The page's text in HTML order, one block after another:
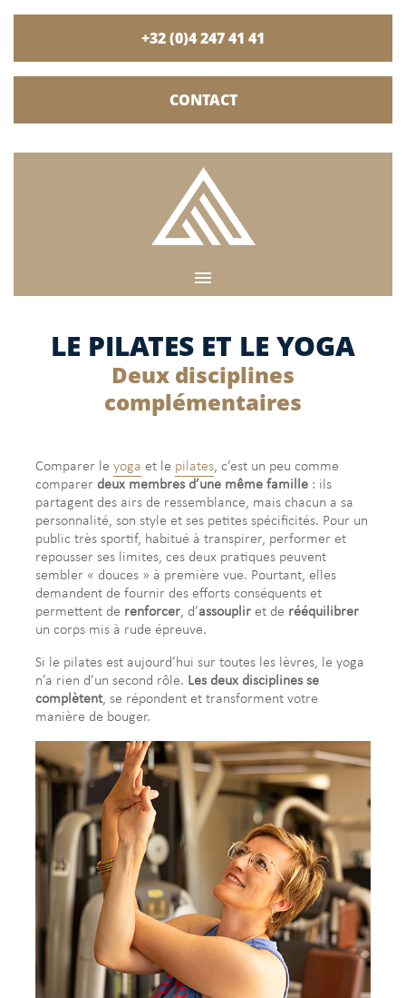
+32 (0)4 247 41 41
CONTACT
LE PILATES ET LE YOGA
Deux disciplines
complémentaires
Comparer le yoga et le pilates, c’est un peu comme
comparer deux membres d’une même famille : ils
partagent des airs de ressemblance, mais chacun a sa
personnalité, son style et ses petites spécificités. Pour un
public très sportif, habitué à transpirer, performer et
repousser ses limites, ces deux pratiques peuvent
sembler « douces » à première vue. Pourtant, elles
demandent de fournir des efforts conséquents et
permettent de renforcer, d’assouplir et de rééquilibrer
un corps mis à rude épreuve.
Si le pilates est aujourd’hui sur toutes les lèvres, le yoga
n’a rien d’un second rôle. Les deux disciplines se
complètent, se répondent et transforment votre
manière de bouger.